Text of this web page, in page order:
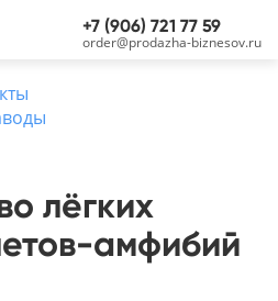
+7 (906) 721 77 59
order@prodazha-biznesov.ru
лёгких
амфибий